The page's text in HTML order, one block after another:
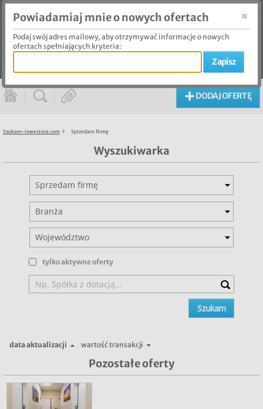
LOGOWANIE
DODAJ OFERTĘ
Szukam-Inwestora.com Sprzedam firmę
Wyszukiwarka
Sprzedam firmę
Branża
Województwo
tylko aktywne oferty
data aktualizacji wartość transakcji
Pozostałe oferty
Powiadamiaj mnie o nowych ofertach
Podaj swój adres mailowy, aby otrzymywać informacje o nowych
ofertach spełniających kryteria: